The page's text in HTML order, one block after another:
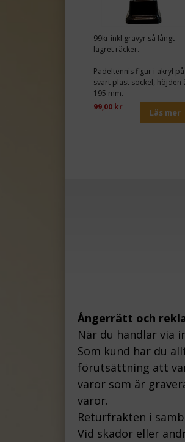
99kr inkl gravyr så långt
lagret räcker.
Padeltennis figur i akryl på
svart plast sockel, höjden
195 mm.
99,00 kr
Läs mer
Ångerrätt och
När du handlar via
Som kund har du
förutsättning att
varor som är
varor.
Returfrakten i
Vid skador eller